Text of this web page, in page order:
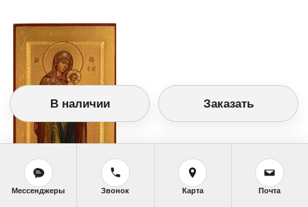
В наличии Заказать
Мессенджеры Звонок Карта Почта